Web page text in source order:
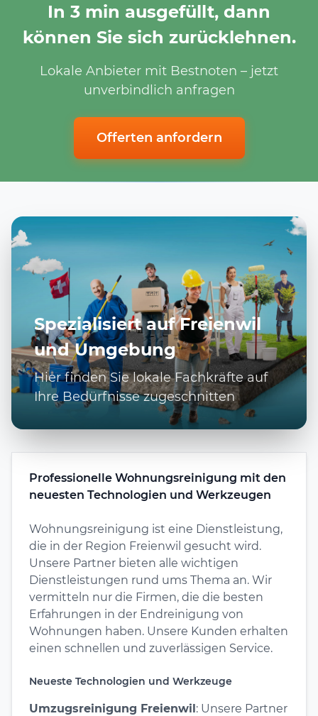
In 3 min ausgefüllt, dann
können Sie sich zurücklehnen.
Lokale Anbieter mit Bestnoten – jetzt
unverbindlich anfragen
Offerten anfordern
Spezialisiert auf Freienwil
und Umgebung
Hier finden Sie lokale Fachkräfte auf
Ihre Bedürfnisse zugeschnitten
Professionelle Wohnungsreinigung mit den
neuesten Technologien und Werkzeugen
Wohnungsreinigung ist eine Dienstleistung,
die in der Region Freienwil gesucht wird.
Unsere Partner bieten alle wichtigen
Dienstleistungen rund ums Thema an. Wir
vermitteln nur die Firmen, die die besten
Erfahrungen in der Endreinigung von
Wohnungen haben. Unsere Kunden erhalten
einen schnellen und zuverlässigen Service.
Neueste Technologien und Werkzeuge
Umzugsreinigung Freienwil: Unsere Partner